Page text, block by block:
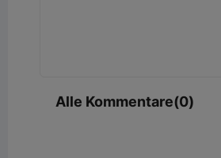
Alle Kommentare(0)